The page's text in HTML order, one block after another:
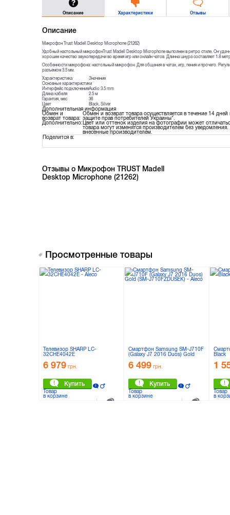
Описание Характеристики Отзывы
Описание
Микрофон Trust Madell Desktop Microphone (21262)
Удобный настольный микрофонTrust Madell Desktop Microphone выполнен в ретро стиле. Он
хорошее качество звукопередачи во время игр или онлайн чатов. Длинна шнура составляет 1.8
Особенности микрофона: настольный микрофон. Для общения в чатах, игр, пения и прочего.
разъемом 3.5 мм.
Характеристика
Значение
Основные характеристики
Интерфейс подключенияAudio 3.5 mm
Длина кабеля
2.5 м
Гарантия, мес
36
Цвет
Black, Silver
Дополнительная информация
Обмен и
возврат товара:
Обмен и возврат товара осуществляется в течение 14
защите прав потребителей Украины".
Дополнительно:Цвет или оттенок изделия на фотографии может
товара могут изменятся производителем без
внесенные производителем.
Поделится в:
Отзывы о Микрофон TRUST Madell
Desktop Microphone (21262)
Просмотренные товары
Телевизор SHARP LC-
32CHE4042E
6 979 грн.
Купить
Товар
в корзине
Смартфон Samsung SM-J710F
(Galaxy J7 2016 Duos) Gold
6 499 грн.
Купить
Товар
в корзине
Black
1
Товар
в